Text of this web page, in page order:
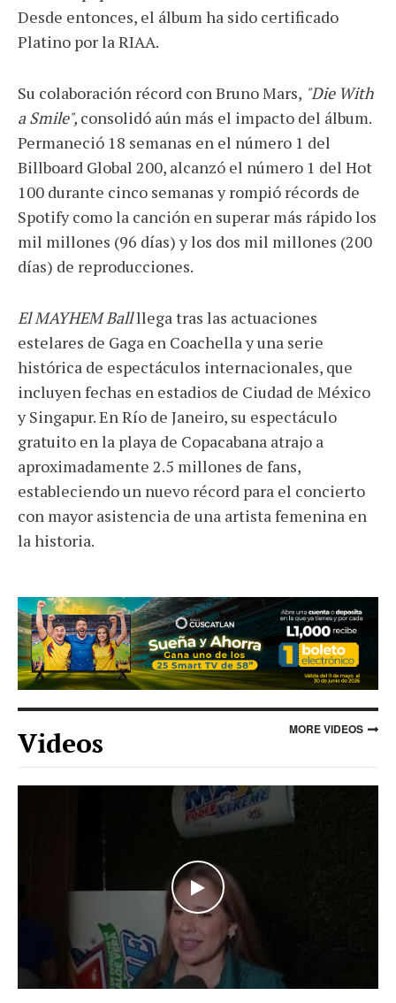
Desde entonces, el álbum ha sido certificado
Platino por la RIAA.
Su colaboración récord con Bruno Mars, "Die With
a Smile", consolidó aún más el impacto del álbum.
Permaneció 18 semanas en el número 1 del
Billboard Global 200, alcanzó el número 1 del Hot
100 durante cinco semanas y rompió récords de
Spotify como la canción en superar más rápido los
mil millones (96 días) y los dos mil millones (200
días) de reproducciones.
El MAYHEM Ballllega tras las actuaciones
estelares de Gaga en Coachella y una serie
histórica de espectáculos internacionales, que
incluyen fechas en estadios de Ciudad de México
y Singapur. En Río de Janeiro, su espectáculo
gratuito en la playa de Copacabana atrajo a
aproximadamente 2.5 millones de fans,
estableciendo un nuevo récord para el concierto
con mayor asistencia de una artista femenina en
la historia.
Videos MORE VIDEOS
WATCH THE VIDEO